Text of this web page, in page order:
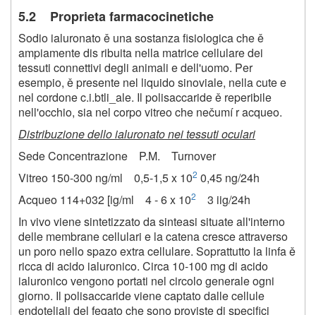
5.2 Proprieta farmacocinetiche
Sodio ialuronato ě una sostanza fisiologica che ě
ampiamente dis ribuita nella matrice cellulare dei
tessuti connettivi degli animali e dell'uomo. Per
esempio, ě presente nel liquido sinoviale, nella cute e
nel cordone c.i.btli_ale. Il polisaccaride ě reperibile
nell'occhio, sia nel corpo vitreo che nečumí r acqueo.
Distribuzione dello ialuronato nei tessuti oculari
Sede Concentrazione P.M. Turnover
Vitreo 150-300 ng/ml 0,5-1,5 x 102 0,45 ng/24h
Acqueo 114+032 [ig/ml 4 - 6 x 102
3 iig/24h
In vivo viene sintetizzato da sinteasi situate all'interno
delle membrane cellulari e la catena cresce attraverso
un poro nello spazo extra cellulare. Soprattutto la linfa ě
ricca di acido ialuronico. Circa 10-100 mg di acido
ialuronico vengono portati nel circolo generale ogni
giorno. Il polisaccaride viene captato dalle cellule
endoteliali del fegato che sono proviste di specifici